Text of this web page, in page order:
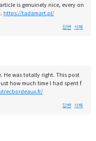
is genuinely nice, every on
https://tadamart.pl/
답변 삭제
He was totally right. This post
how much time I had spent f
답변 삭제